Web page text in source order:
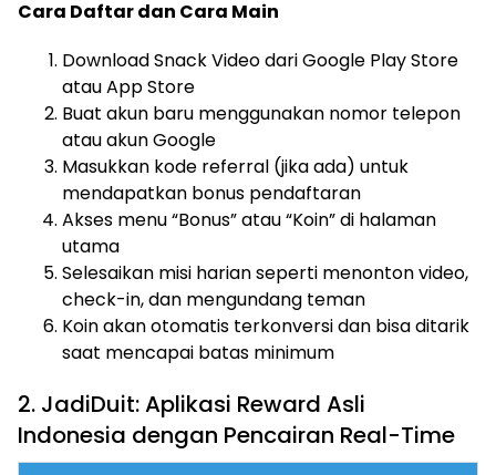
Cara Daftar dan Cara Main
Download Snack Video dari Google Play Store
atau App Store
Buat akun baru menggunakan nomor telepon
atau akun Google
Masukkan kode referral (jika ada) untuk
mendapatkan bonus pendaftaran
Akses menu “Bonus” atau “Koin” di halaman
utama
Selesaikan misi harian seperti menonton video,
check-in, dan mengundang teman
Koin akan otomatis terkonversi dan bisa ditarik
saat mencapai batas minimum
2. JadiDuit: Aplikasi Reward Asli
Indonesia dengan Pencairan Real-Time